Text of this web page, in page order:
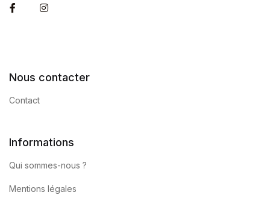
FacebookInstagram
Nous contacter
Contact
Informations
Qui sommes-nous ?
Mentions légales